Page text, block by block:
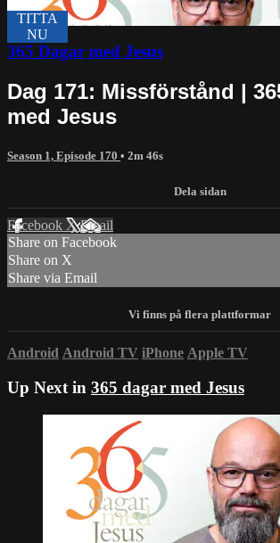
365 Dagar med Jesus
Dag 171: Missförstånd |
med Jesus
Season 1, Episode 170 • 2m 46s
Facebook XEmail
Share on Facebook
Share on X
Share via Email
Android Android TV iPhone Apple TV
Up Next in 365 dagar med Jesus